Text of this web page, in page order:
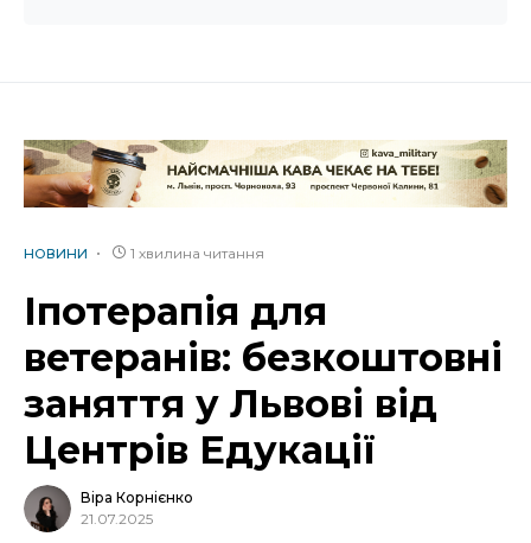
НОВИНИ 1 хвилина читання
Іпотерапія для
ветеранів: безкоштовні
заняття у Львові від
Центрів Едукації
Віра Корнієнко
21.07.2025